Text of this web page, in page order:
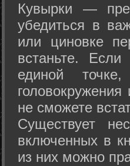
Кувырки —
убедиться в
или циновке
встаньте.
единой
не сможете
Существует
включенных в
из них можно